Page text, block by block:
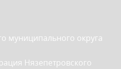
муниципального округа
Нязепетровского